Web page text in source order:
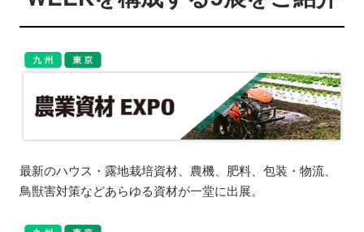
最新のハウス・露地栽培資材、農機、肥料、包装・物流、
鳥獣害対策などあらゆる資材が一堂に出展。